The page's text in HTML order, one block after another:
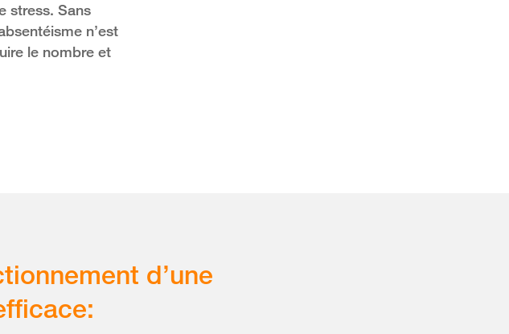
stress. Sans
n’est
le nombre et
d’une